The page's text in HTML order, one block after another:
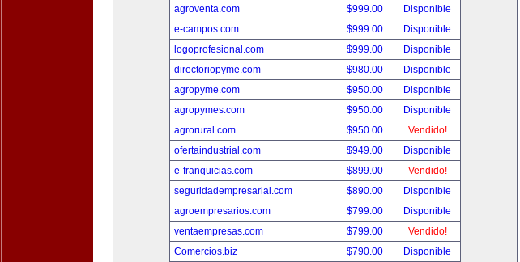
agroventa.com
$999.00
Disponible
e-campos.com
$999.00
Disponible
logoprofesional.com
$999.00
Disponible
directoriopyme.com
$980.00
Disponible
agropyme.com
$950.00
Disponible
agropymes.com
$950.00
Disponible
agrorural.com
$950.00
Vendido!
ofertaindustrial.com
$949.00
Disponible
e-franquicias.com
$899.00
Vendido!
seguridadempresarial.com
$890.00
Disponible
agroempresarios.com
$799.00
Disponible
ventaempresas.com
$799.00
Vendido!
Comercios.biz
$790.00
Disponible